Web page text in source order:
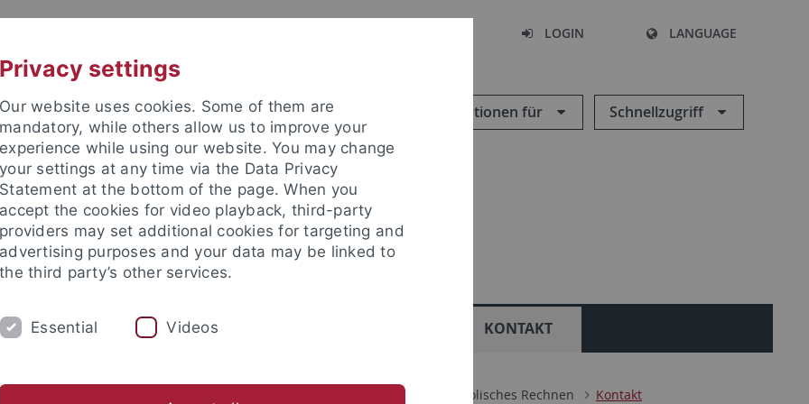
LOGIN LANGUAGE
Informationen für Schnellzugriff
LEHRE FORSCHUNG KONTAKT
Naturwissenschaftliche Fakultät Informatik Symbolisches Rechnen Kontakt
Privacy settings
Our website uses cookies. Some of them are
mandatory, while others allow us to improve your
experience while using our website. You may change
your settings at any time via the Data Privacy
Statement at the bottom of the page. When you
accept the cookies for video playback, third-party
providers may set additional cookies for targeting and
advertising purposes and your data may be linked to
the third party’s other services.
Essential Videos